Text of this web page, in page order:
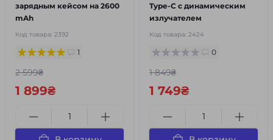
зарядным кейсом на 2600
mAh
Код товара: 2392
1
2 599₴
1 899₴
Type-C с динамическим
излучателем
Код товара: 2424
0
1 849₴
1 749₴